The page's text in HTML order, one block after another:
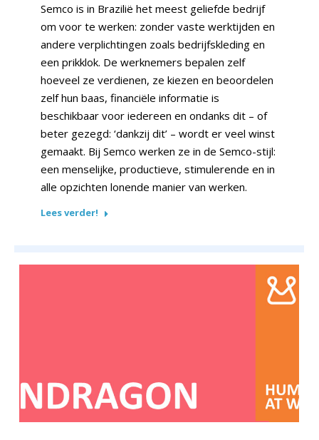
Semco is in Brazilië het meest geliefde bedrijf
om voor te werken: zonder vaste werktijden en
andere verplichtingen zoals bedrijfskleding en
een prikklok. De werknemers bepalen zelf
hoeveel ze verdienen, ze kiezen en beoordelen
zelf hun baas, financiële informatie is
beschikbaar voor iedereen en ondanks dit – of
beter gezegd: ‘dankzij dit’ – wordt er veel winst
gemaakt. Bij Semco werken ze in de Semco-stijl:
een menselijke, productieve, stimulerende en in
alle opzichten lonende manier van werken.
Lees verder!